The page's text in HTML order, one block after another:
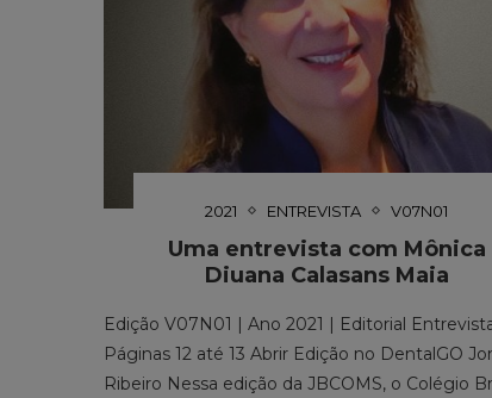
2021 ENTREVISTA V07N01
Uma entrevista com Mônica
Diuana Calasans Maia
Edição V07N01 | Ano 2021 | Editorial
Páginas 12 até 13 Abrir Edição no DentalGO
Ribeiro Nessa edição da JBCOMS, o Colégio